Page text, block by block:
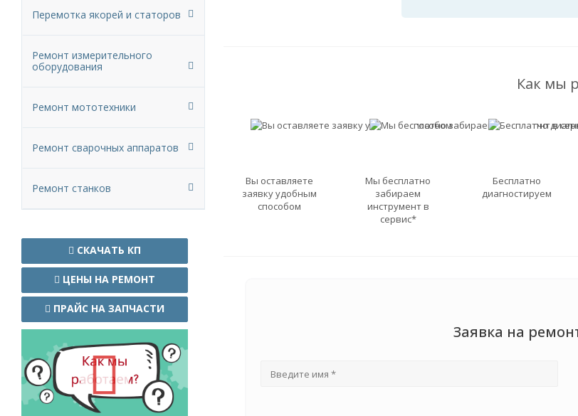
Как мы
Вы оставляете
заявку удобным
способом
Мы бесплатно
забираем
инструмент в
сервис*
Бесплатно
диагностируем
Заявка на
Перемотка якорей и статоров
Ремонт измерительного
оборудования
Ремонт мототехники
Ремонт сварочных аппаратов
Ремонт станков
СКАЧАТЬ КП
ЦЕНЫ НА РЕМОНТ
ПРАЙС НА ЗАПЧАСТИ